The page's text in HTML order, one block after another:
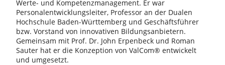
Werte- und Kompetenzmanagement. Er war
Personalentwicklungsleiter, Professor an der Dualen
Hochschule Baden-Württemberg und Geschäftsführer
bzw. Vorstand von innovativen Bildungsanbietern.
Gemeinsam mit Prof. Dr. John Erpenbeck und Roman
Sauter hat er die Konzeption von ValCom® entwickelt
und umgesetzt.